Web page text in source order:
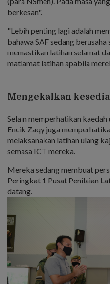
berkesan".
"Lebih penting lagi adalah
bahawa SAF sedang berusaha
memastikan latihan selamat
matlamat latihan apabila
Mengekalkan
Selain memperhatikan
Encik Zaqy juga
melaksanakan latihan ulang
semasa ICT mereka.
Mereka sedang membuat
Peringkat 1 Pusat Penilaian
datang.